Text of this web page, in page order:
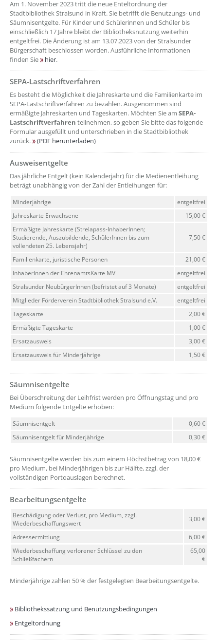
Am 1. November 2023 tritt die neue Enteltordnung der
Stadtbibliothek Stralsund in Kraft. Sie betrifft die Benutzungs- und
Säumnisentgelte. Für Kinder und Schülerinnen und Schüler bis
einschließlich 17 Jahre bleibt der Bibliotheksnutzung weiterhin
entgeltfrei. Die Änderung ist am 13.07.2023 von der Stralsunder
Bürgerschaft beschlossen worden. Ausführliche Informationen
finden Sie
hier.
??? absaetzeOben[2]/titel ???
SEPA-Lastschriftverfahren
Es besteht die Möglichkeit die Jahreskarte und die Familienkarte im
SEPA-Lastschriftverfahren zu bezahlen. Ausgenommen sind
ermäßigte Jahreskarten und Tageskarten. Möchten Sie am SEPA-
Lastschriftverfahren teilnehmen, so geben Sie bitte das folgende
Formular ausgefüllt und unterschrieben in die Stadtbibliothek
zurück.
(PDF herunterladen)
??? absaetzeOben[3]/titel ???
Ausweisentgelte
Das jährliche Entgelt (kein Kalenderjahr) für die Medienentleihung
beträgt unabhängig von der Zahl der Entleihungen für:
Minderjährige
entgeltfrei
Jahreskarte Erwachsene
15,00 €
Ermäßigte Jahreskarte (Strelapass-InhaberInnen;
Studierende, Auszubildende, SchülerInnen bis zum
vollendeten 25. Lebensjahr)
7,50 €
Familienkarte, juristische Personen
21,00 €
InhaberInnen der EhrenamtsKarte MV
entgeltfrei
Stralsunder NeubürgerInnen (befristet auf 3 Monate)
entgeltfrei
Mitglieder Förderverein Stadtbibliothek Stralsund e.V.
entgeltfrei
Tageskarte
2,00 €
Ermäßigte Tageskarte
1,00 €
Ersatzausweis
3,00 €
Ersatzausweis für Minderjährige
1,50 €
??? absaetzeOben[4]/titel ???
Säumnisentgelte
Bei Überschreitung der Leihfrist werden pro Öffnungstag und pro
Medium folgende Entgelte erhoben:
Säumnisentgelt
0,60 €
Säumnisentgelt für Minderjährige
0,30 €
Säumnisentgelte werden bis zum einem Höchstbetrag von 18,00 €
pro Medium, bei Minderjährigen bis zur Hälfte, zzgl. der
vollständigen Portoauslagen berechnet.
??? absaetzeOben[5]/titel ???
Bearbeitungsentgelte
Beschädigung oder Verlust, pro Medium, zzgl.
Wiederbeschaffungswert
3,00 €
Adressermittlung
6,00 €
Wiederbeschaffung verlorener Schlüssel zu den
Schließfächern
65,00
€
Minderjährige zahlen 50 % der festgelegten Bearbeitungsentgelte.
Bibliothekssatzung und Benutzungsbedingungen
Entgeltordnung